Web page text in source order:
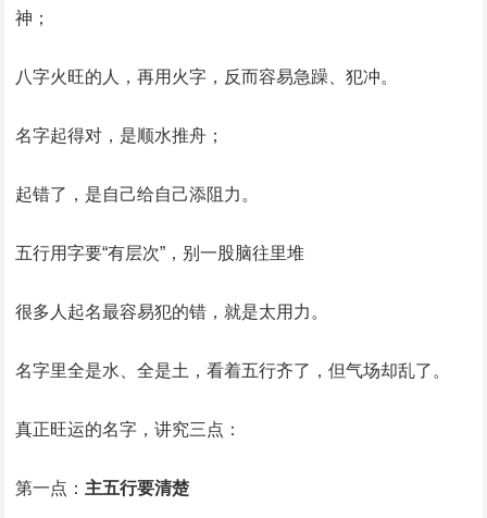
神；
八字火旺的人，再用火字，反而容易急躁、犯冲。
名字起得对，是顺水推舟；
起错了，是自己给自己添阻力。
五行用字要“有层次”，别一股脑往里堆
很多人起名最容易犯的错，就是太用力。
名字里全是水、全是土，看着五行齐了，但气场却乱了。
真正旺运的名字，讲究三点：
第一点： 主五行要清楚